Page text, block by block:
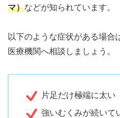
マ）などが知られています。
以下のような症状がある場合
医療機関へ相談しましょう。
片足だけ極端に太い
強いむくみが続いて